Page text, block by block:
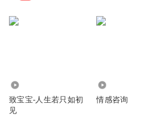
18、天涯地角有穷时，只有相思无尽处
致宝宝-人生若只如初
见
情感咨询